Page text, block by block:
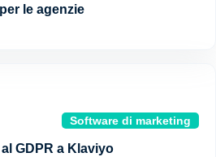
le agenzie
Software di marketing
GDPR a Klaviyo